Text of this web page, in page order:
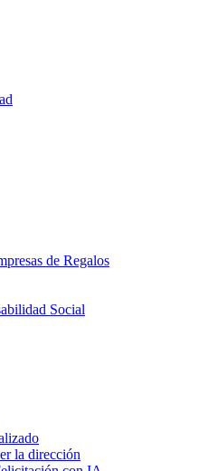
de Regalos
Social
la dirección